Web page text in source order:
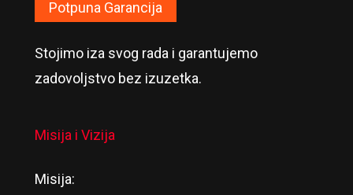
Potpuna Garancija
Stojimo iza svog rada i garantujemo
zadovoljstvo bez izuzetka.
Misija i Vizija
Misija: